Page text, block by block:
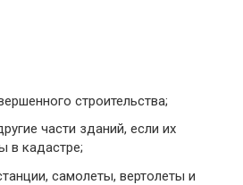
строительства;
части зданий, если их
в кадастре;
самолеты, вертолеты и